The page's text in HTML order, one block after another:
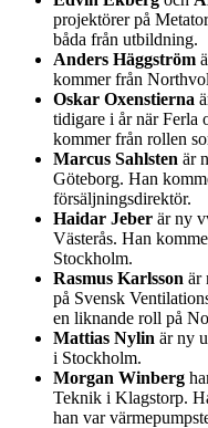
projektörer på
båda från utbildning.
Anders Häggström
kommer från
Oskar Oxenstierna
tidigare i år när Ferla
kommer från rollen
Marcus Sahlsten är
Göteborg. Han
försäljningsdirektör.
Haidar Jeber är ny
Västerås. Han
Stockholm.
Rasmus Karlsson är
på Svensk
en liknande roll på
Mattias Nylin är ny
i Stockholm.
Morgan Winberg
Teknik i Klagstorp.
han var